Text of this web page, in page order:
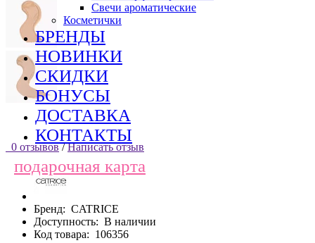
Свечи ароматические
Косметички
БРЕНДЫ
НОВИНКИ
СКИДКИ
БОНУСЫ
ДОСТАВКА
КОНТАКТЫ
подарочная карта
0 отзывов / Написать отзыв
Бренд: CATRICE
Доступность: В наличии
Код товара: 106356